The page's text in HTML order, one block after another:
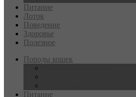
Питание
Лоток
Поведение
Здоровье
Полезное
Породы кошек
Питание